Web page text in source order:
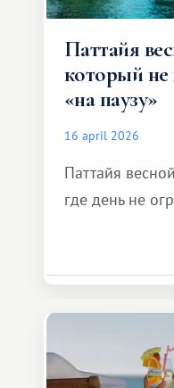
Паттайя
который не
«на паузу»
16 april 2026
Паттайя
где день не